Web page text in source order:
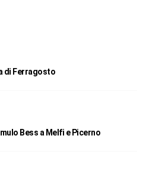
di Ferragosto
Bess a Melfi e Picerno